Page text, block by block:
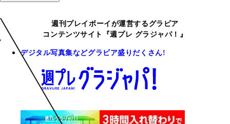
週刊プレイボーイが運営するグラビア
コンテンツサイト『週プレ グラジャパ！』
デジタル写真集などグラビア盛りだくさん!